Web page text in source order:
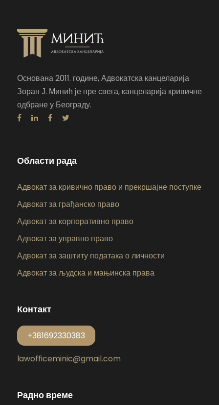
Основана 2011. године, Адвокатска канцеларија
Зоран Ј. Минић је пре свега, канцеларија кривичне
одбране у Београду.
Области рада
Адвокат за кривично право и прекршајне поступке
Адвокат за грађанско право
Адвокат за корпоративно право
Адвокат за управно право
Адвокат за заштиту података о личности
Адвокат за људска и мањинска права
Контакт
+381692330383
lawofficeminic@gmail.com
Радно време